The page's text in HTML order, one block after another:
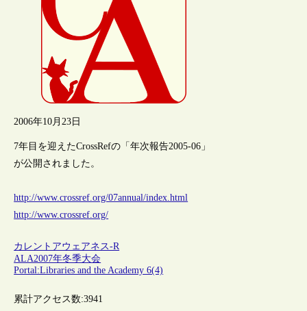
2006年10月23日
7年目を迎えたCrossRefの「年次報告2005-06」
が公開されました。
http://www.crossref.org/07annual/index.html
http://www.crossref.org/
カレントアウェアネス-R
ALA2007年冬季大会
Portal:Libraries and the Academy 6(4)
累計アクセス数:3941